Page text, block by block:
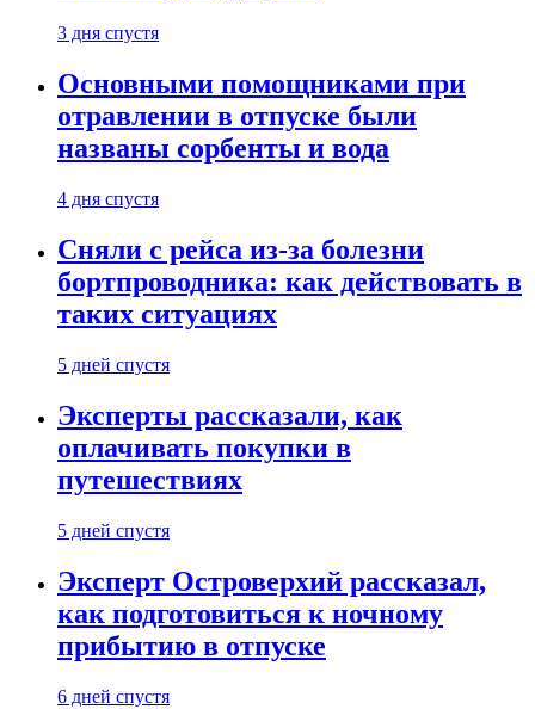
3 дня спустя
Основными помощниками при
отравлении в отпуске были
названы сорбенты и вода
4 дня спустя
Сняли с рейса из-за болезни
бортпроводника: как действовать в
таких ситуациях
5 дней спустя
Эксперты рассказали, как
оплачивать покупки в
путешествиях
5 дней спустя
Эксперт Островерхий рассказал,
как подготовиться к ночному
прибытию в отпуске
6 дней спустя